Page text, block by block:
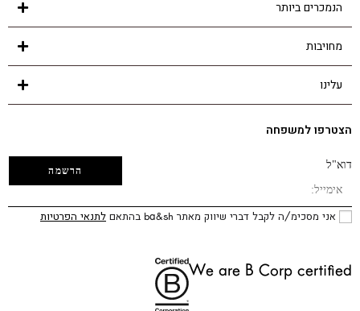
הנמכרים ביותר
מחויבות
עלינו
הצטרפו למשפחה
דוא"ל
אני מסכימ/ה לקבל דברי שיווק מאתר ba&sh בהתאם לתנאי הפרטיות
We are B Corp certified